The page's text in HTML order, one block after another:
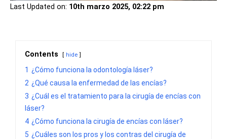
Last Updated on: 10th marzo 2025, 02:22 pm
Contents hide
1 ¿Cómo funciona la odontología láser?
2 ¿Qué causa la enfermedad de las encías?
3 ¿Cuál es el tratamiento para la cirugía de encías con
láser?
4 ¿Cómo funciona la cirugía de encías con láser?
5 ¿Cuáles son los pros y los contras del cirugía de